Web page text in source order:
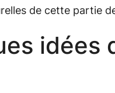
de cette partie de
idées